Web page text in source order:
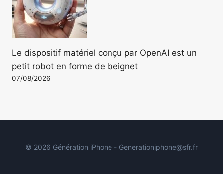
Le dispositif matériel conçu par OpenAI est un
petit robot en forme de beignet
07/08/2026
© 2026 Génération iPhone - Generationiphone@sfr.fr